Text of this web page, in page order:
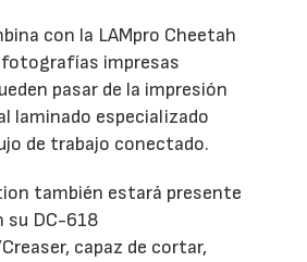
con la LAMpro Cheetah
impresas
pasar de la impresión
laminado especializado
de trabajo conectado.
también estará presente
su DC-618
capaz de cortar,